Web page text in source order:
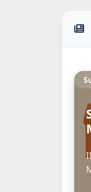
IPC
Diciembre
Informe - Índice